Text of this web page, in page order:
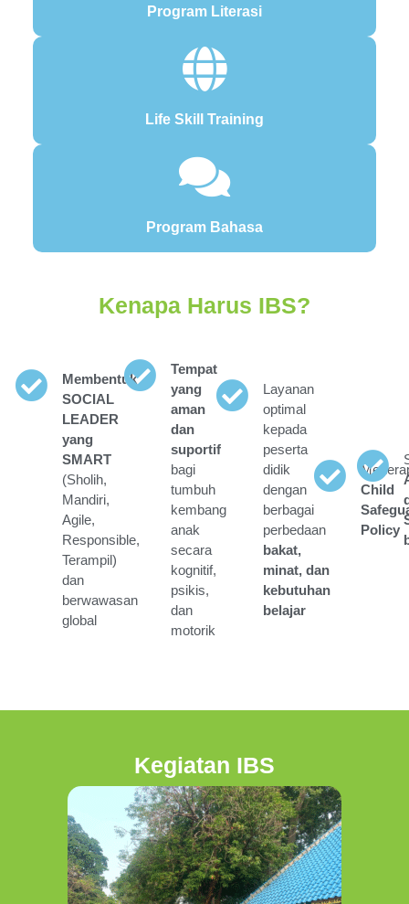
Program Literasi
Life Skill Training
Program Bahasa
Kenapa Harus IBS?
Membentuk
SOCIAL
LEADER
yang
SMART
(Sholih,
Mandiri,
Agile,
Responsible,
Terampil)
dan
berwawasan
global
Tempat
yang
aman
dan
suportif
bagi
tumbuh
kembang
anak
secara
kognitif,
psikis,
dan
motorik
Layanan
optimal
kepada
peserta
didik
dengan
berbagai
perbedaan
bakat,
minat, dan
kebutuhan
belajar
Child
Policy
Kegiatan IBS